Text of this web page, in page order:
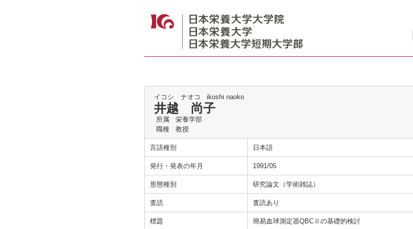
イコシ ナオコ ikoshi naoko
井越 尚子
所属
栄養学部
職種
教授
言語種別 日本語
発行・発表の年月 1991/05
形態種別 研究論文（学術雑誌）
査読 査読あり
標題 簡易血球測定器QBCⅡの基礎的検討